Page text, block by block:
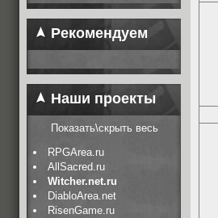
Рекомендуем
Наши проекты
Показать\скрыть весь
RPGArea.ru
AllSacred.ru
Witcher.net.ru
DiabloArea.net
RisenGame.ru